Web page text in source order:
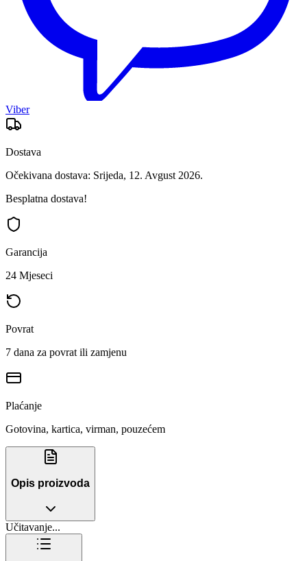
Viber
Dostava
Očekivana dostava: Srijeda, 12. Avgust 2026.
Besplatna dostava!
Garancija
24 Mjeseci
Povrat
7 dana za povrat ili zamjenu
Plaćanje
Gotovina, kartica, virman, pouzećem
Opis proizvoda
Učitavanje...